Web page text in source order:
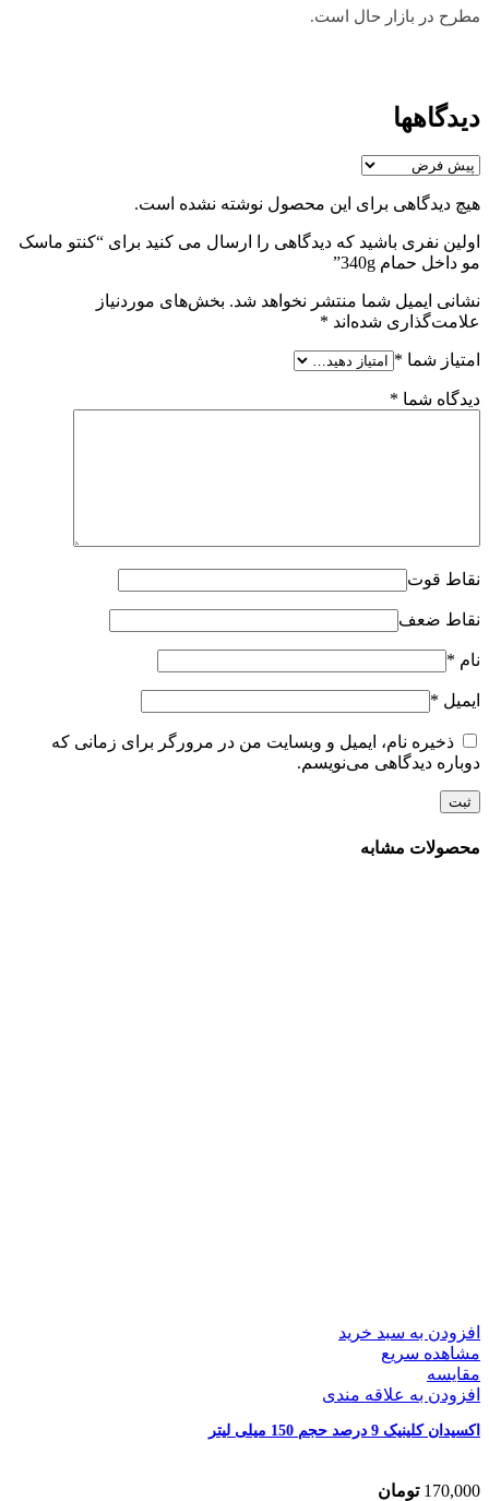
مطرح در بازار حال است.
دیدگاهها
هیچ دیدگاهی برای این محصول نوشته نشده است.
اولین نفری باشید که دیدگاهی را ارسال می کنید برای “کنتو ماسک
مو داخل حمام 340g”
نشانی ایمیل شما منتشر نخواهد شد. بخش‌های موردنیاز
علامت‌گذاری شده‌اند *
امتیاز شما *
دیدگاه شما *
نقاط قوت
نقاط ضعف
نام *
ایمیل *
ذخیره نام، ایمیل و وبسایت من در مرورگر برای زمانی که
دوباره دیدگاهی می‌نویسم.
محصولات مشابه
افزودن به سبد خرید
مشاهده سریع
مقایسه
افزودن به علاقه مندی
اکسیدان کلینیک 9 درصد حجم 150 میلی لیتر
170,000 تومان